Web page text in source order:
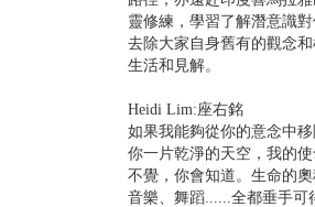
靈修練，學習了解潛意識
去除大家自身舊有的觀念
生活和見解。
Heidi Lim:座右銘
如果我能夠從你的意念中
你一片乾淨的天空，我的
不覺，你會知道。生命的奧
音樂、舞蹈......全都垂手可